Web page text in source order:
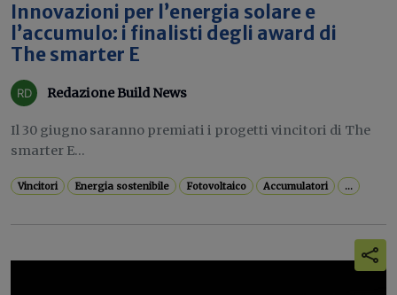
Innovazioni per l’energia solare e
l’accumulo: i finalisti degli award di
The smarter E
Redazione Build News
Il 30 giugno saranno premiati i progetti vincitori di The
smarter E...
Vincitori Energia sostenibile Fotovoltaico Accumulatori ...